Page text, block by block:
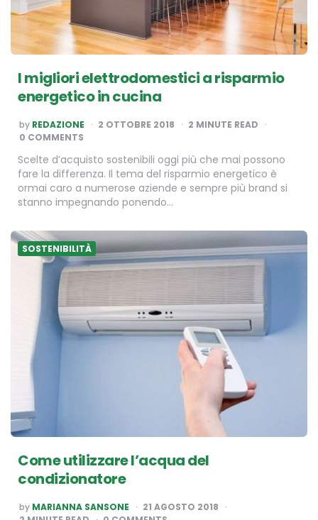
I migliori elettrodomestici a risparmio
energetico in cucina
POSTED
BY
by REDAZIONE 2 OTTOBRE 2018 2 MINUTE READ
0 COMMENTS
Scelte d’acquisto sostenibili oggi più che mai possono
fare la differenza. Il tema del risparmio energetico è
ormai caro a numerose aziende e sempre più brand si
stanno impegnando ponendo…
SOSTENIBILITÀ
Come utilizzare l’acqua del
condizionatore
POSTED
BY
by MARIANNA SANSONE
21 AGOSTO 2018